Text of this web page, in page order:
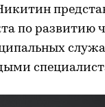
по развитию